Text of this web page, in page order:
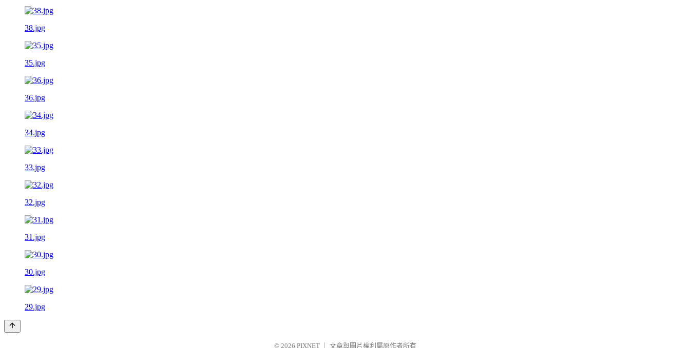
38.jpg
35.jpg
36.jpg
34.jpg
33.jpg
32.jpg
31.jpg
30.jpg
29.jpg
© 2026 PIXNET 文章與圖片權利屬原作者所有